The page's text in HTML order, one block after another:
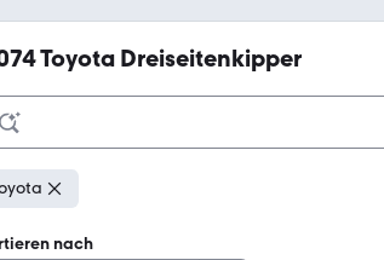
Toyota Dreiseitenkipper
nach